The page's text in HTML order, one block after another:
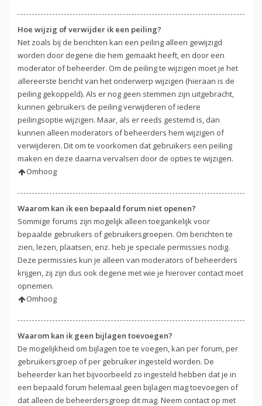
Hoe wijzig of verwijder ik een peiling?
Net zoals bij de berichten kan een peiling alleen gewijzigd
worden door degene die hem gemaakt heeft, en door een
moderator of beheerder. Om de peiling te wijzigen moet je het
allereerste bericht van het onderwerp wijzigen (hieraan is de
peiling gekoppeld). Als er nog geen stemmen zijn uitgebracht,
kunnen gebruikers de peiling verwijderen of iedere
peilingsoptie wijzigen. Maar, als er reeds gestemd is, dan
kunnen alleen moderators of beheerders hem wijzigen of
verwijderen. Dit om te voorkomen dat gebruikers een peiling
maken en deze daarna vervalsen door de opties te wijzigen.
Omhoog
Waarom kan ik een bepaald forum niet openen?
Sommige forums zijn mogelijk alleen toegankelijk voor
bepaalde gebruikers of gebruikersgroepen. Om berichten te
zien, lezen, plaatsen, enz. heb je speciale permissies nodig.
Deze permissies kun je alleen van moderators of beheerders
krijgen, zij zijn dus ook degene met wie je hierover contact moet
opnemen.
Omhoog
Waarom kan ik geen bijlagen toevoegen?
De mogelijkheid om bijlagen toe te voegen, kan per forum, per
gebruikersgroep of per gebruiker ingesteld worden. De
beheerder kan het bijvoorbeeld zo ingesteld hebben dat je in
een bepaald forum helemaal geen bijlagen mag toevoegen of
dat alleen de beheerdersgroep dit mag. Neem contact op met